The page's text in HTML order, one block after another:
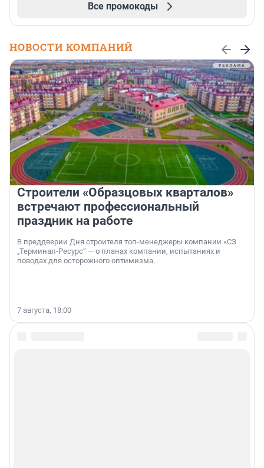
Все промокоды
НОВОСТИ КОМПАНИЙ
Строители «Образцовых кварталов»
встречают профессиональный
праздник на работе
В преддверии Дня строителя топ-менеджеры компании «СЗ
„Терминал-Ресурс“ — о планах компании, испытаниях и
поводах для осторожного оптимизма.
7 августа, 18:00